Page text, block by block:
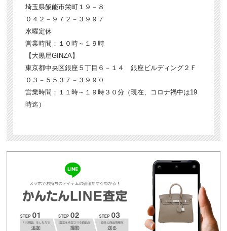
埼玉県飯能市栄町１９－８
０４２－９７２－３９９７
水曜定休
営業時間：１０時～１９時
【大黒屋GINZA】
東京都中央区銀座５丁目６－１４ 銀座ビルディング２Ｆ
０３－５５３７－３９９０
営業時間：１１時～１９時３０分（現在、コロナ禍中は19
時迄）